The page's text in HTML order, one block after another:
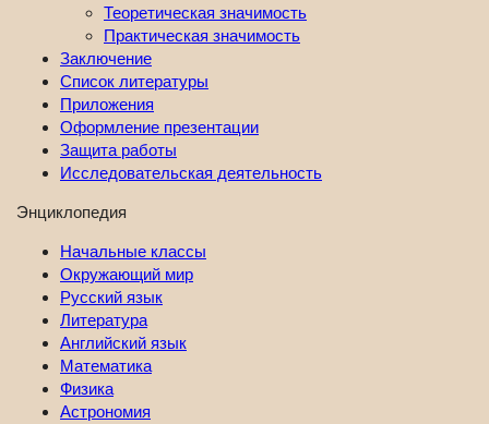
Теоретическая значимость
Практическая значимость
Заключение
Список литературы
Приложения
Оформление презентации
Защита работы
Исследовательская деятельность
Энциклопедия
Начальные классы
Окружающий мир
Русский язык
Литература
Английский язык
Математика
Физика
Астрономия